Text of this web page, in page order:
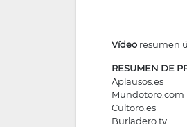
Vídeo resumen
RESUMEN DE
Aplausos.es
Mundotoro.com
Cultoro.es
Burladero.tv